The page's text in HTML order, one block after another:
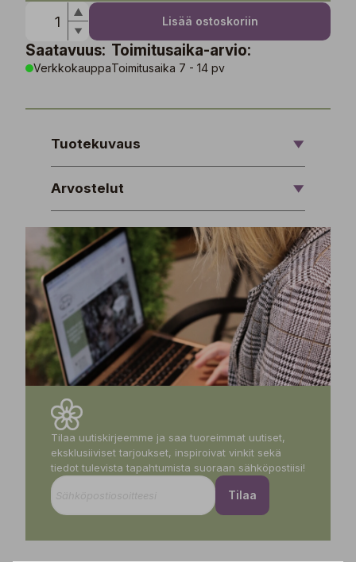
Lisää ostoskoriin
Saatavuus:
Verkkokauppa
Toimitusaika-arvio:
Toimitusaika 7 - 14 pv
Tuotekuvaus
Arvostelut
Tilaa uutiskirjeemme ja saa tuoreimmat uutiset,
eksklusiiviset tarjoukset, inspiroivat vinkit sekä
tiedot tulevista tapahtumista suoraan sähköpostiisi!
Tilaa